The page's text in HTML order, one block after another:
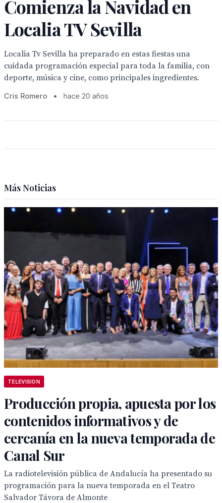
Comienza la Navidad en
Localia TV Sevilla
Localia Tv Sevilla ha preparado en estas fiestas una
cuidada programación especial para toda la familia, con
deporte, música y cine, como principales ingredientes.
Cris Romero • hace 20 años
Más Noticias
TELEVISION
Producción propia, apuesta por los
contenidos informativos y de
cercanía en la nueva temporada de
Canal Sur
La radiotelevisión pública de Andalucía ha presentado su
programación para la nueva temporada en el Teatro
Salvador Távora de Almonte